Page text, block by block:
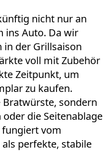
nicht nur an
ins Auto. Da wir
der Grillsaison
voll mit Zubehör
Zeitpunkt, um
zu kaufen.
Bratwürste, sondern
die Seitenablage
fungiert vom
perfekte, stabile